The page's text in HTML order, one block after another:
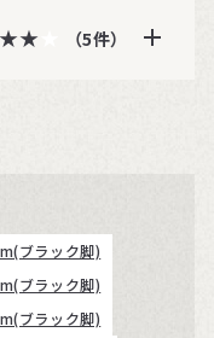
（5件）
ブラック脚)
ブラック脚)
ブラック脚)